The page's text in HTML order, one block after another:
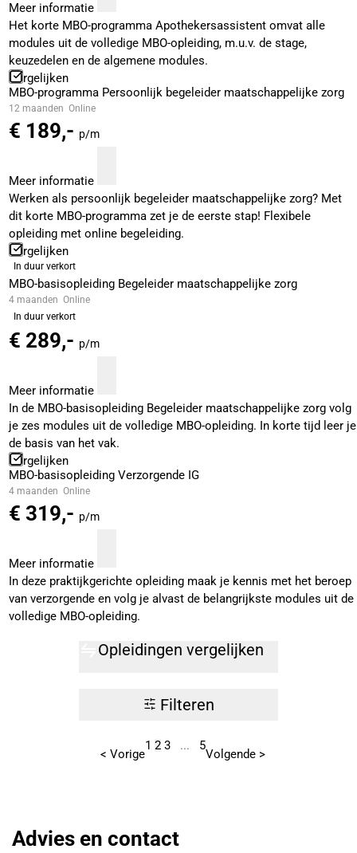
Meer informatie
Het korte MBO-programma Apothekersassistent omvat alle
modules uit de volledige MBO-opleiding, m.u.v. de stage,
keuzedelen en de algemene modules.
Vergelijken
MBO-programma Persoonlijk begeleider maatschappelijke zorg
12 maanden Online
€ 189,- p/m
Meer informatie
Werken als persoonlijk begeleider maatschappelijke zorg? Met
dit korte MBO-programma zet je de eerste stap! Flexibele
opleiding met online begeleiding.
Vergelijken
In duur verkort
MBO-basisopleiding Begeleider maatschappelijke zorg
4 maanden Online
In duur verkort
€ 289,- p/m
Meer informatie
In de MBO-basisopleiding Begeleider maatschappelijke zorg volg
je zes modules uit de volledige MBO-opleiding. In korte tijd leer je
de basis van het vak.
Vergelijken
MBO-basisopleiding Verzorgende IG
4 maanden Online
€ 319,- p/m
Meer informatie
In deze praktijkgerichte opleiding maak je kennis met het beroep
van verzorgende en volg je alvast de belangrijkste modules uit de
volledige MBO-opleiding.
Opleidingen vergelijken
Filteren
< Vorige
1 2 3 ... 5
Volgende >
Advies en contact